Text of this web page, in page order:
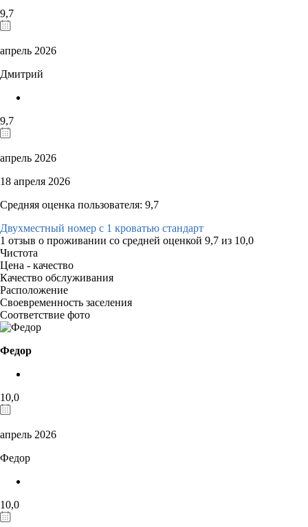
9,7
апрель 2026
Дмитрий
9,7
апрель 2026
18 апреля 2026
Средняя оценка пользователя: 9,7
Двухместный номер с 1 кроватью стандарт
1 отзыв о проживании со средней оценкой 9,7 из 10,0
Чистота
Цена - качество
Качество обслуживания
Расположение
Своевременность заселения
Соответствие фото
Федор
10,0
апрель 2026
Федор
10,0